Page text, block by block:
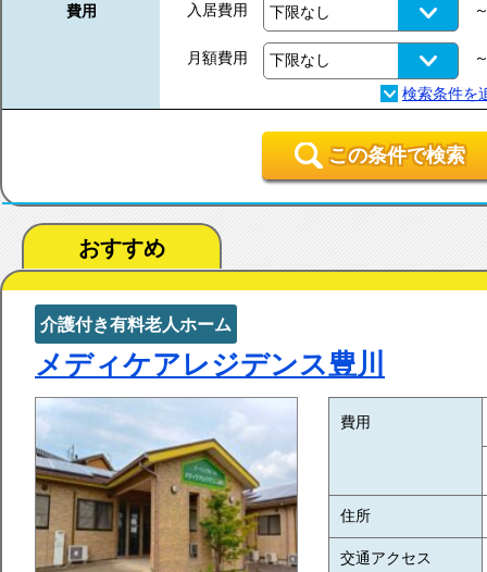
費用 入居費用
月額費用
この条件で検索
おすすめ
介護付き有料老人ホーム
メディケアレジデンス豊川
費用
住所
交通アクセス